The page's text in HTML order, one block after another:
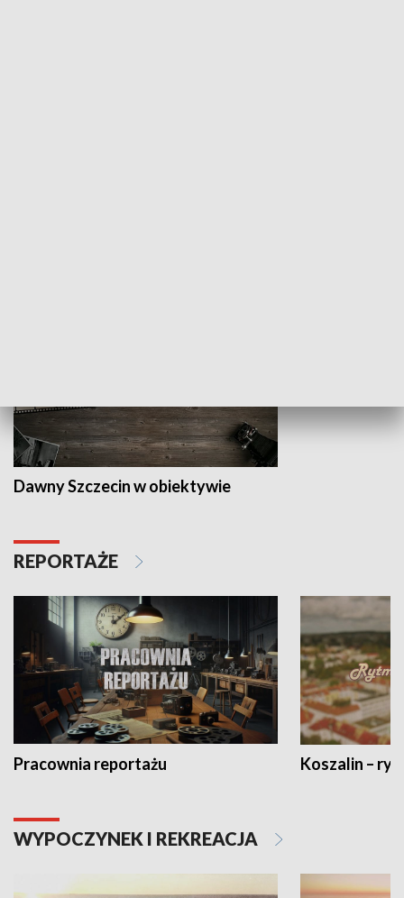
Dawny Szczecin w obiektywie
REPORTAŻE
Pracownia reportażu Koszalin –
WYPOCZYNEK I REKREACJA